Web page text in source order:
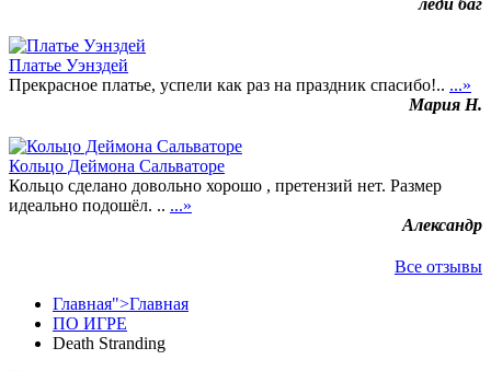
леди баг
Платье Уэнздей
Прекрасное платье, успели как раз на праздник спасибо!.. ...»
Мария Н.
Кольцо Деймона Сальваторе
Кольцо сделано довольно хорошо , претензий нет. Размер
идеально подошёл. .. ...»
Александр
Все отзывы
Главная">Главная
ПО ИГРЕ
Death Stranding